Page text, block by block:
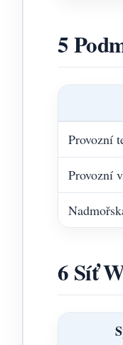
5
Provozní
Provozní
6 Síť